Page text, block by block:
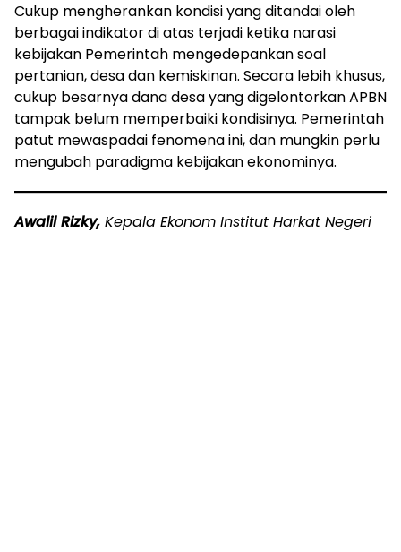
Cukup mengherankan kondisi yang ditandai oleh
berbagai indikator di atas terjadi ketika narasi
kebijakan Pemerintah mengedepankan soal
pertanian, desa dan kemiskinan. Secara lebih khusus,
cukup besarnya dana desa yang digelontorkan APBN
tampak belum memperbaiki kondisinya. Pemerintah
patut mewaspadai fenomena ini, dan mungkin perlu
mengubah paradigma kebijakan ekonominya.
Awalil Rizky, Kepala Ekonom Institut Harkat Negeri